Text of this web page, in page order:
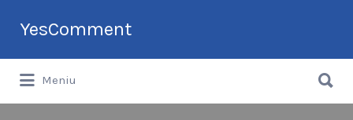
YesComment
Tu faci topul companiilor din România
for:
Meniu
for: